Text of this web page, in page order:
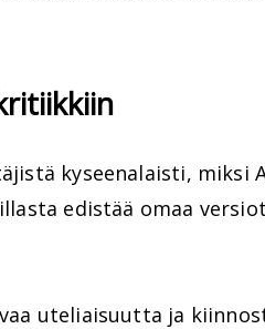
kyseenalaisti, miksi
edistää omaa
uteliaisuutta ja